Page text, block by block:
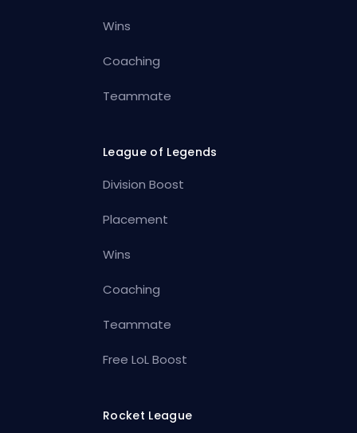
Wins
Coaching
Teammate
League of Legends
Division Boost
Placement
Wins
Coaching
Teammate
Free LoL Boost
Rocket League